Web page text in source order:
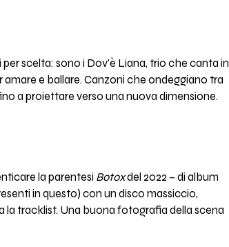
scelta: sono i Dov'è Liana, trio che canta in
e ballare. Canzoni che ondeggiano tra
a proiettare verso una nuova dimensione.
la parentesi Botoxdel 2022 – di album
in questo) con un disco massiccio,
la tracklist. Una buona fotografia della scena